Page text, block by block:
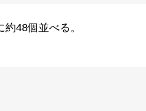
約48個並べる。